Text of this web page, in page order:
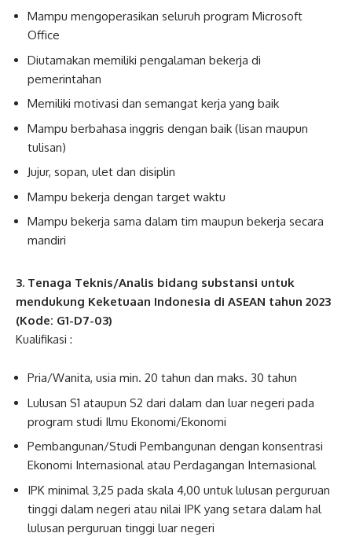
Mampu mengoperasikan seluruh program Microsoft
Office
Diutamakan memiliki pengalaman bekerja di
pemerintahan
Memiliki motivasi dan semangat kerja yang baik
Mampu berbahasa inggris dengan baik (lisan maupun
tulisan)
Jujur, sopan, ulet dan disiplin
Mampu bekerja dengan target waktu
Mampu bekerja sama dalam tim maupun bekerja secara
mandiri
3. Tenaga Teknis/Analis bidang substansi untuk
mendukung Keketuaan Indonesia di ASEAN tahun 2023
(Kode: G1-D7-03)
Kualifikasi :
Pria/Wanita, usia min. 20 tahun dan maks. 30 tahun
Lulusan S1 ataupun S2 dari dalam dan luar negeri pada
program studi Ilmu Ekonomi/Ekonomi
Pembangunan/Studi Pembangunan dengan konsentrasi
Ekonomi Internasional atau Perdagangan Internasional
IPK minimal 3,25 pada skala 4,00 untuk lulusan perguruan
tinggi dalam negeri atau nilai IPK yang setara dalam hal
lulusan perguruan tinggi luar negeri